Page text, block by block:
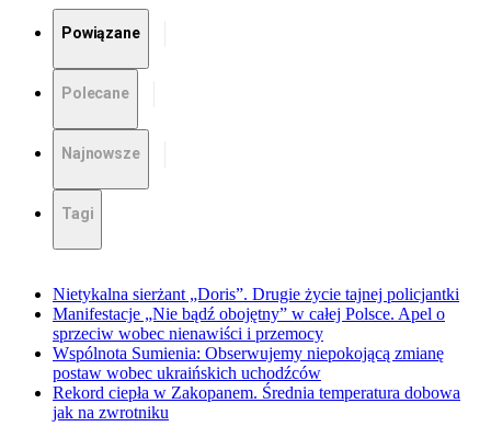
Powiązane
Polecane
Najnowsze
Tagi
Nietykalna sierżant „Doris”. Drugie życie tajnej policjantki
Manifestacje „Nie bądź obojętny” w całej Polsce. Apel o
sprzeciw wobec nienawiści i przemocy
Wspólnota Sumienia: Obserwujemy niepokojącą zmianę
postaw wobec ukraińskich uchodźców
Rekord ciepła w Zakopanem. Średnia temperatura dobowa
jak na zwrotniku